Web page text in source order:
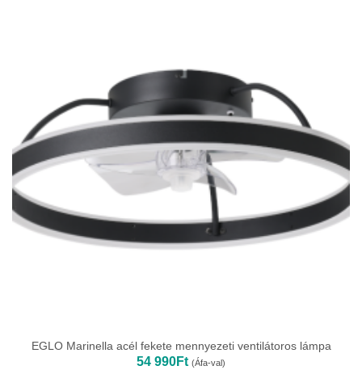
EGLO Marinella acél fekete mennyezeti ventilátoros lámpa
54 990Ft (Áfa-val)